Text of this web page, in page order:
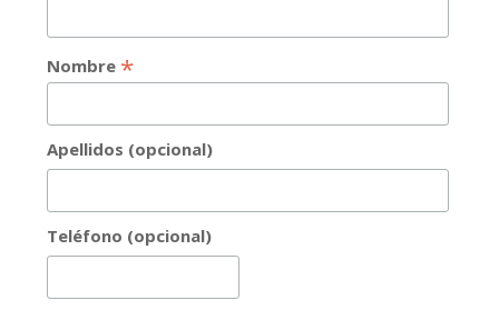
Nombre *
Apellidos (opcional)
Teléfono (opcional)